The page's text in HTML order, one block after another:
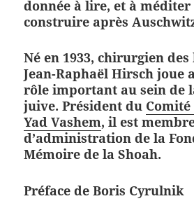
donnée à lire, et à
construire après
Né en 1933, chirurgien
Jean-Raphaël Hirsch joue
rôle important au sein de
juive. Président du
Yad Vashem, il est
d’administration de la
Mémoire de la Shoah.
Préface de Boris Cyrulnik